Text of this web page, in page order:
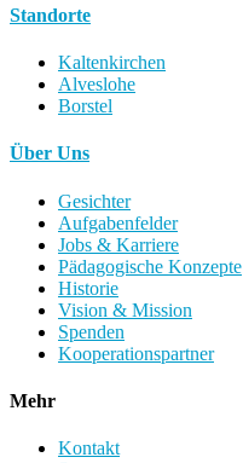
Standorte
Kaltenkirchen
Alveslohe
Borstel
Über Uns
Gesichter
Aufgabenfelder
Jobs & Karriere
Pädagogische Konzepte
Historie
Vision & Mission
Spenden
Kooperationspartner
Mehr
Kontakt